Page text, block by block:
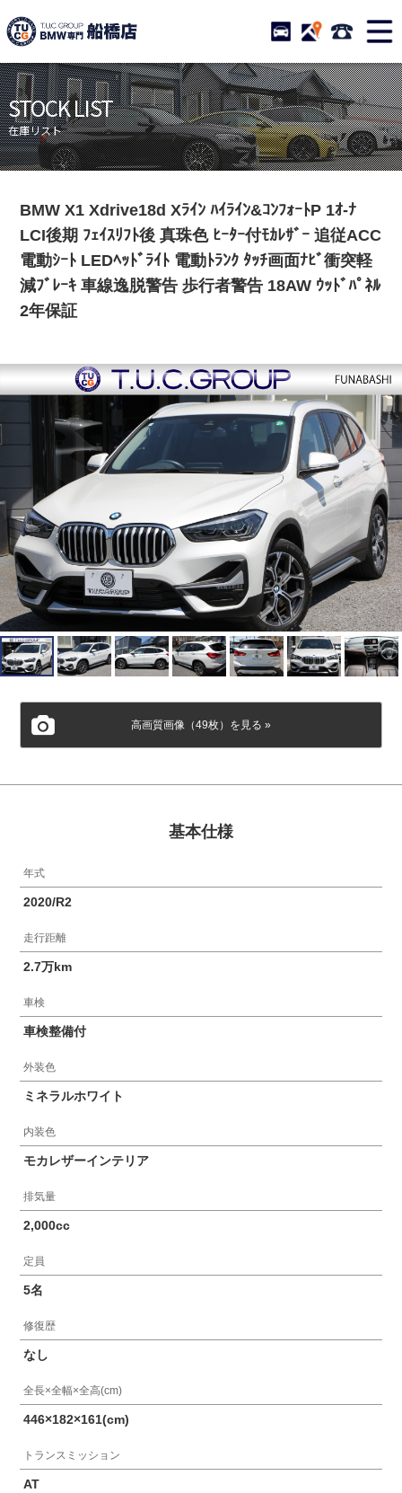
TUCグループ BMW専門
STOCK ACCESS 047-
ニュース
在庫リスト
目玉車両一覧
店舗紹介
保証＆サービス
アクセスマップ
特別作業について
オーダーサービス
買取無料査定
自動車保険
TUCとは？
リクルート
会社概要
STOCK LIST
在庫リスト
BMW X1 Xdrive18d Xﾗｲﾝ ﾊｲﾗｲﾝ&ｺﾝﾌｫｰﾄP 1ｵ-ﾅ
LCI後期 ﾌｪｲｽﾘﾌﾄ後 真珠色 ﾋｰﾀｰ付ﾓｶﾚｻﾞｰ 追従ACC
電動ｼｰﾄ LEDﾍｯﾄﾞﾗｲﾄ 電動ﾄﾗﾝｸ ﾀｯﾁ画面ﾅﾋﾞ衝突軽
減ﾌﾞﾚｰｷ 車線逸脱警告 歩行者警告 18AW ｳｯﾄﾞﾊﾟﾈﾙ
2年保証
高画質画像（49枚）を見る »
基本仕様
年式
2020/R2
走行距離
2.7万km
車検
車検整備付
外装色
ミネラルホワイト
内装色
モカレザーインテリア
排気量
2,000cc
定員
5名
修復歴
なし
全長×全幅×全高(cm)
446×182×161(cm)
トランスミッション
AT